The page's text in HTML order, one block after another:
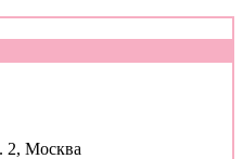
2, Москва